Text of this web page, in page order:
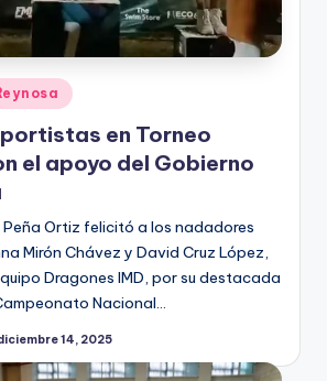
en Torneo
el apoyo del Gobierno
Peña Ortiz felicitó a los nadadores
Mirón Chávez y David Cruz López,
Dragones IMD, por su destacada
Nacional…
14, 2025